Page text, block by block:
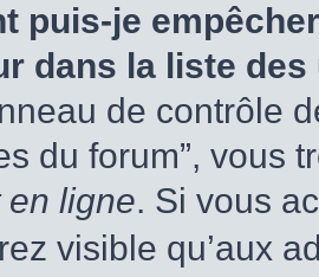
puis-je
dans la liste
de contrôle
du forum”, vous
en ligne. Si vous
visible qu’aux